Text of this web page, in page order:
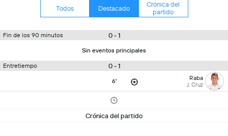
Todos Destacado
Crónica del
partido
Fin de los 90 minutos 0 - 1
Sin eventos principales
Entretiempo 0 - 1
6' Raba
J. Cruz
Crónica del partido